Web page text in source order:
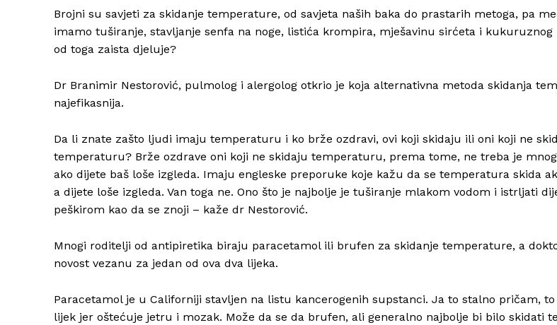
Brojni su savjeti za skidanje temperature, od savjeta naših baka do prastarih metoga, pa
imamo tuširanje, stavljanje senfa na noge, listića krompira, mješavinu sirćeta i kukuruznog
od toga zaista djeluje?
Dr Branimir Nestorović, pulmolog i alergolog otkrio je koja alternativna metoda skidanja
najefikasnija.
Da li znate zašto ljudi imaju temperaturu i ko brže ozdravi, ovi koji skidaju ili oni koji ne
temperaturu? Brže ozdrave oni koji ne skidaju temperaturu, prema tome, ne treba je
ako dijete baš loše izgleda. Imaju engleske preporuke koje kažu da se temperatura skida
a dijete loše izgleda. Van toga ne. Ono što je najbolje je tuširanje mlakom vodom i istrljati
peškirom kao da se znoji – kaže dr Nestorović.
Mnogi roditelji od antipiretika biraju paracetamol ili brufen za skidanje temperature, a
novost vezanu za jedan od ova dva lijeka.
Paracetamol je u Californiji stavljen na listu kancerogenih supstanci. Ja to stalno pričam, to
lijek jer oštećuje jetru i mozak. Može da se da brufen, ali generalno najbolje bi bilo skidati